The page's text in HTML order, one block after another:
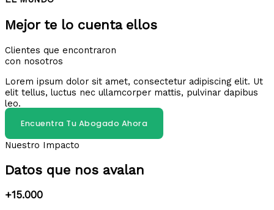
Mejor te lo cuenta ellos
Clientes que encontraron
con nosotros
Lorem ipsum dolor sit amet, consectetur adipiscing elit. Ut
elit tellus, luctus nec ullamcorper mattis, pulvinar dapibus
leo.
Encuentra Tu Abogado Ahora
Nuestro Impacto
Datos que nos avalan
+15.000